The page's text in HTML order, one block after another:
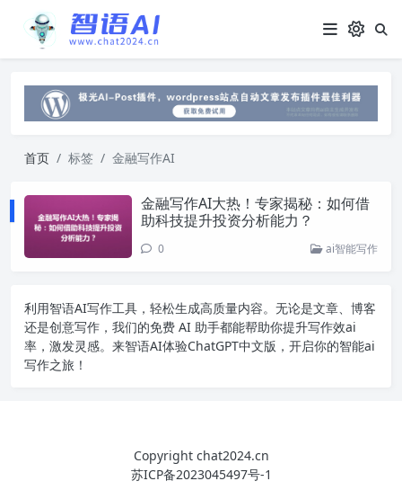
首页 标签 金融写作AI
金融写作AI大热！专家揭秘：如何借
助科技提升投资分析能力？
0 ai智能写作
利用智语AI写作工具，轻松生成高质量内容。无论是文章、博客
还是创意写作，我们的免费 AI 助手都能帮助你提升写作效ai
率，激发灵感。来智语AI体验ChatGPT中文版 ，开启你的智能ai
写作之旅！
Copyright chat2024.cn
苏ICP备2023045497号-1